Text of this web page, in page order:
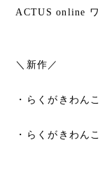
ACTUS online
＼ 新作／
・らくがきわん
・らくがきわん